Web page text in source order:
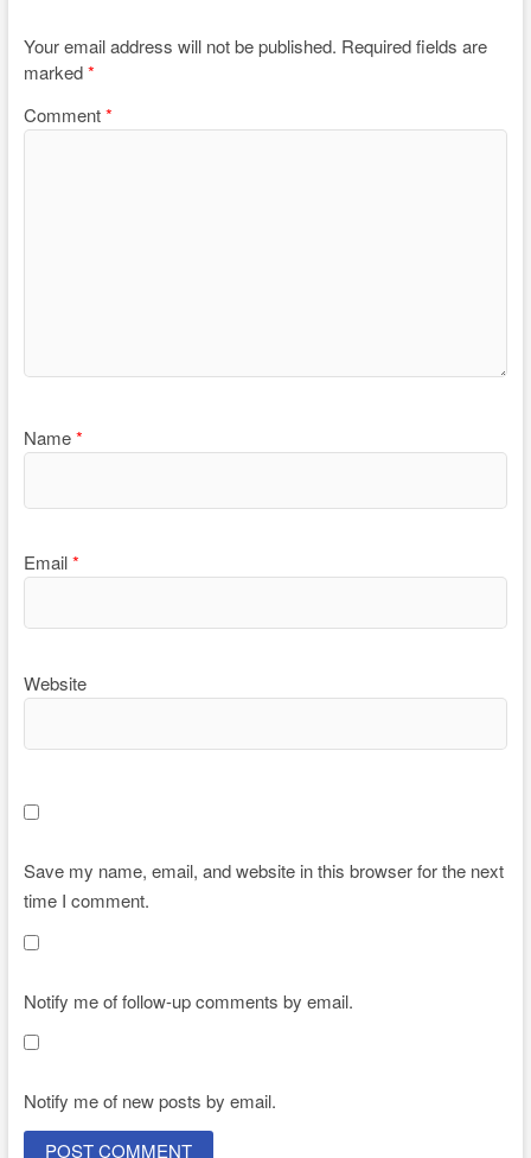
Your email address will not be published. Required fields are
marked*
Comment*
Name*
Email*
Website
Save my name, email, and website in this browser for the next
time I comment.
Notify me of follow-up comments by email.
Notify me of new posts by email.